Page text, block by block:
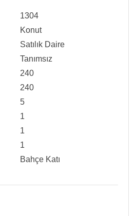
1304
Konut
Satılık Daire
Tanımsız
240
240
5
1
1
1
Bahçe Katı